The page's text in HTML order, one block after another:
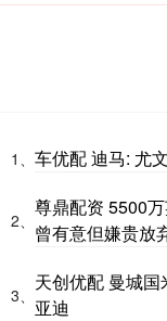
1、 车优配 迪马: 尤
2、
尊鼎配资 5500
曾有意但嫌贵放
3、
天创优配 曼城
亚迪